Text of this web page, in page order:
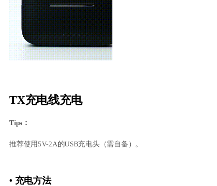
TX充电线充电
Tips：
推荐使用5V-2A的USB充电头（需自备）。
• 充电方法